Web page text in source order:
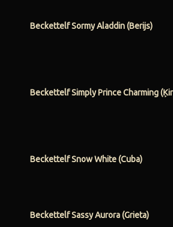
Beckettelf Sormy Aladdin (Berijs)
Beckettelf Simply Prince Charming
Beckettelf Snow White (Cuba)
Beckettelf Sassy Aurora (Grieta)